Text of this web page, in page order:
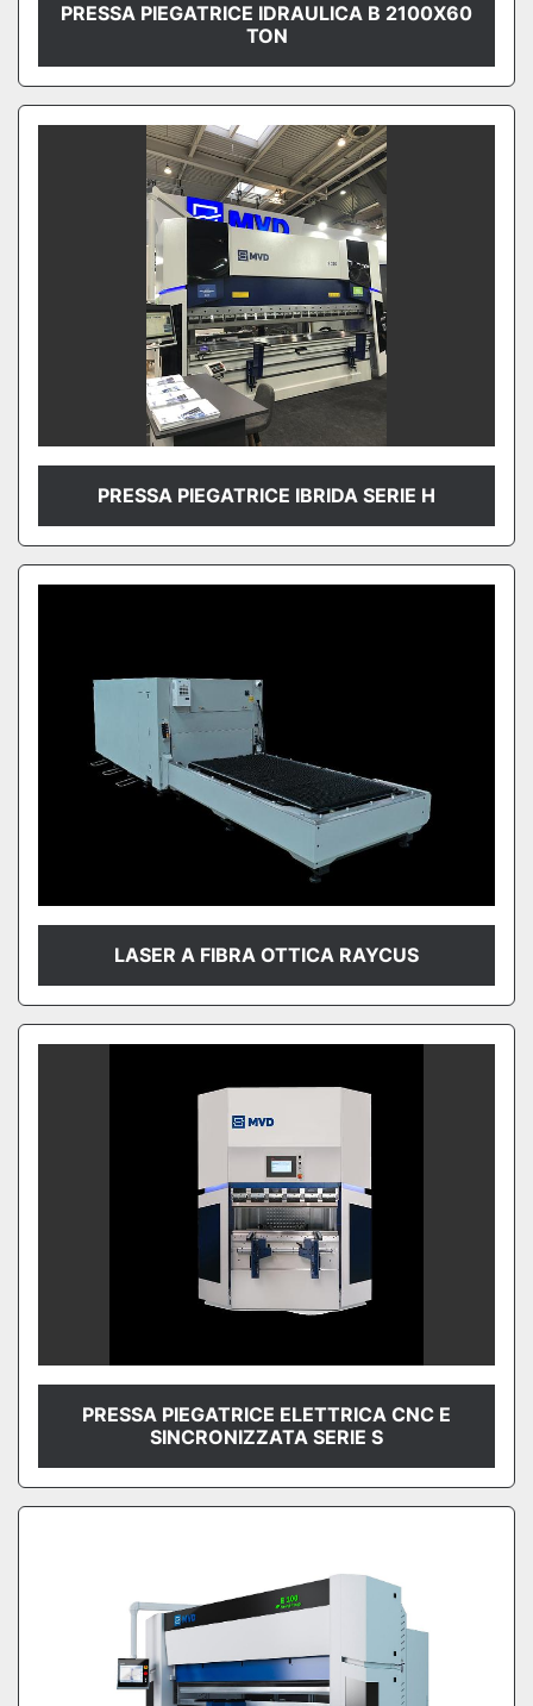
PRESSA PIEGATRICE IDRAULICA B 2100X60
TON
PRESSA PIEGATRICE IBRIDA SERIE H
LASER A FIBRA OTTICA RAYCUS
PRESSA PIEGATRICE ELETTRICA CNC E
SINCRONIZZATA SERIE S